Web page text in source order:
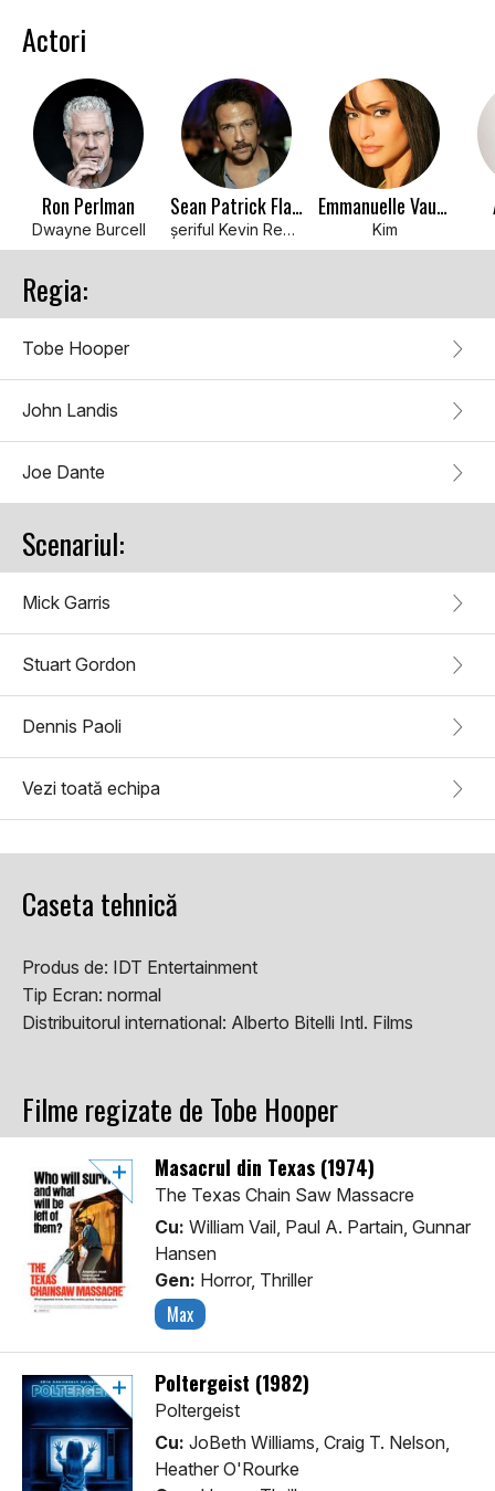
Actori
Ron Perlman
Dwayne Burcell
Sean Patrick Flanery
şeriful Kevin Reddle
Emmanuelle Vaugier
Kim
Regia:
Tobe Hooper
John Landis
Joe Dante
Scenariul:
Mick Garris
Stuart Gordon
Dennis Paoli
Vezi toată echipa
Caseta tehnică
Produs de: IDT Entertainment
Tip Ecran: normal
Distribuitorul international: Alberto Bitelli Intl. Films
Filme regizate de Tobe Hooper
Masacrul din Texas (1974)
The Texas Chain Saw Massacre
Cu: William Vail, Paul A. Partain, Gunnar
Hansen
Gen: Horror, Thriller
Max
Poltergeist (1982)
Poltergeist
Cu: JoBeth Williams, Craig T. Nelson,
Heather O'Rourke